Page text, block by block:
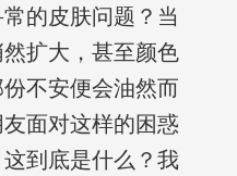
的皮肤问题？当
扩大，甚至颜色
不安便会油然而
面对这样的困惑
到底是什么？我